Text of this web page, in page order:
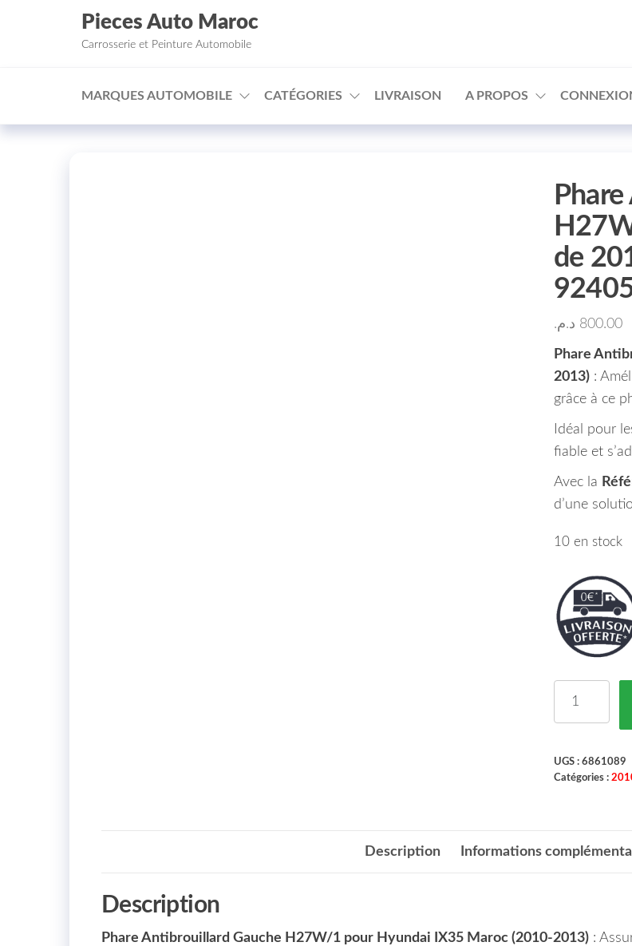
□
Aller au contenu
Pieces Auto Maroc
Carrosserie et Peinture Automobile
MARQUES AUTOMOBILE CATÉGORIES LIVRAISON A PROPOS
de
800.00 د.م.
Phare
2013):
grâce à ce
Idéal pour
fiable et
Avec la
d’une
10 en stock
UGS : 6861089
Catégories :
Description Informations
Description
Phare Antibrouillard Gauche H27W/1 pour Hyundai IX35 Maroc (2010-2013) :